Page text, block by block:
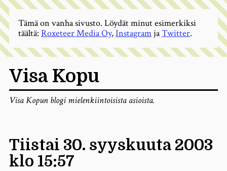
Visa Kopu
Visa Kopun blogi mielenkiintoisista asioista.
Tiistai 30. syyskuuta 2003
klo 15:57
Tämä on vanha sivusto. Löydät minut esimerkiksi
täältä: Roxeteer Media Oy,InstagramjaTwitter.